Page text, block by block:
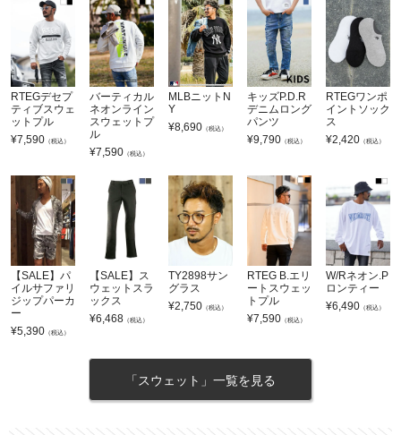
RTEGデセプ
ティブスウェ
ットプル
¥7,590 （税込）
バーティカル
ネオンライン
スウェットプ
ル
¥7,590 （税込）
MLBニットN
Y
¥8,690 （税込）
キッズP.D.R
デニムロング
パンツ
¥9,790 （税込）
RTEGワンポ
イントソック
ス
¥2,420 （税込）
【SALE】パ
イルサファリ
ジップパーカ
ー
¥5,390 （税込）
【SALE】ス
ウェットスラ
ックス
¥6,468 （税込）
TY2898サン
グラス
¥2,750 （税込）
RTEG B.エリ
ートスウェッ
トプル
¥7,590 （税込）
W/Rネオン.P
ロンティー
¥6,490 （税込）
「スウェット」一覧を見る